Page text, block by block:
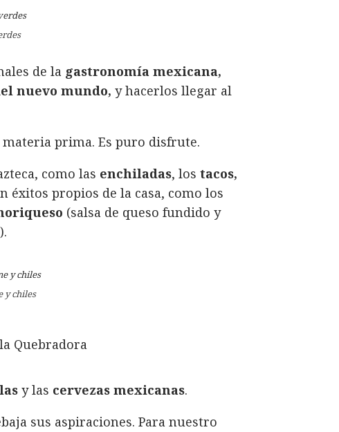
de la gastronomía mexicana,
nuevo mundo, y hacerlos llegar al
prima. Es puro disfrute.
como las enchiladas, los tacos,
éxitos propios de la casa, como los
(salsa de queso fundido y
y chiles
y las cervezas mexicanas.
sus aspiraciones. Para nuestro